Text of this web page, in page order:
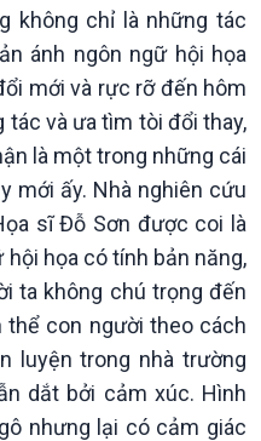
Video
Infographic
E-Magazine
không chỉ là những tác
ánh ngôn ngữ hội họa
mới và rực rỡ đến hôm
tác và ưa tìm tòi đổi thay,
là một trong những cái
mới ấy. Nhà nghiên cứu
sĩ Đỗ Sơn được coi là
họa có tính bản năng,
ta không chú trọng đến
con người theo cách
luyện trong nhà trường
dắt bởi cảm xúc. Hình
nhưng lại có cảm giác